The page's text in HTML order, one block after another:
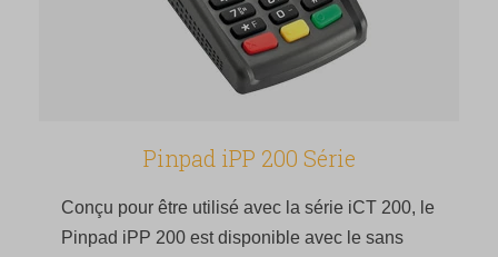
Pinpad iPP 200 Série
Conçu pour être utilisé avec la série iCT 200, le
Pinpad iPP 200 est disponible avec le sans